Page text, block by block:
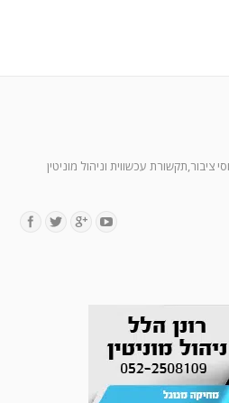
ציבור,תקשורת עכשווית וניהול מוניטין